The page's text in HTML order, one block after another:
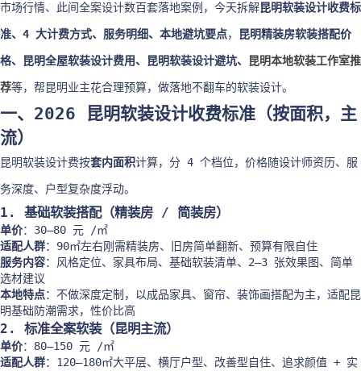
市场行情、此间全案设计数百套落地案例，今天拆解昆明软装设计收费标
准、4 大计费方式、服务明细、本地避坑要点， 昆明精装房软装搭配价
格、昆明全屋软装设计费用、昆明软装设计避坑、 昆明本地软装工作室推
荐等，帮昆明业主花合理预算，做落地不翻车的软装设计。
一、2026 昆明软装设计收费标准（按面积，主
流）
昆明软装设计费按套内面积计算，分 4 个档位，价格随设计师资历、服
务深度、户型复杂度浮动。
1. 基础软装搭配（精装房 / 简装房）
单价：30–80 元 /㎡
适配人群：90㎡左右刚需精装房、旧房简单翻新、预算有限自住
服务内容：风格定位、家具布局、基础软装清单、2–3 张效果图、简单
选材建议
本地特点：不做深度定制，以成品家具、窗帘、装饰画搭配为主，适配昆
明基础防潮需求，性价比高
2. 标准全案软装（昆明主流）
单价：80–150 元 /㎡
适配人群：120–180㎡大平层、横厅户型、改善型自住、追求颜值 + 实